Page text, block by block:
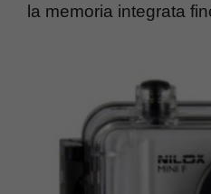
la memoria integrata